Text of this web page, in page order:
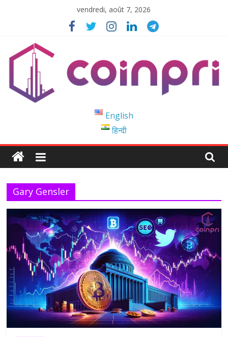
vendredi, août 7, 2026
Blockchain
Easy
to
English
हिन्दी
Gary Gensler